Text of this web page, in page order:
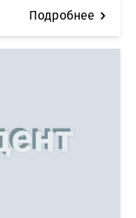
Подробнее